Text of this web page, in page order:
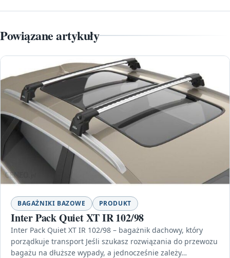
Powiązane artykuły
BAGAŻNIKI BAZOWE PRODUKT
Inter Pack Quiet XT IR 102/98
Inter Pack Quiet XT IR 102/98 – bagażnik dachowy, który
porządkuje transport Jeśli szukasz rozwiązania do przewozu
bagażu na dłuższe wypady, a jednocześnie zależy…